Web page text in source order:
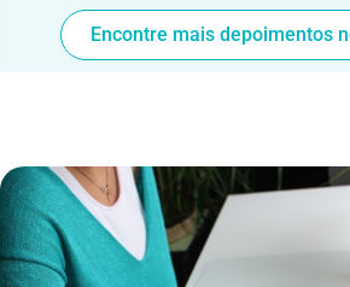
Encontre mais depoimentos